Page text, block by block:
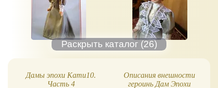
Дамы эпохи Кати10.
Часть 4
Описания внешности
героинь Дам Эпохи